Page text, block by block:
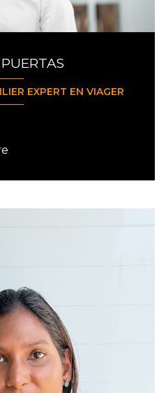
EXPERT EN VIAGER